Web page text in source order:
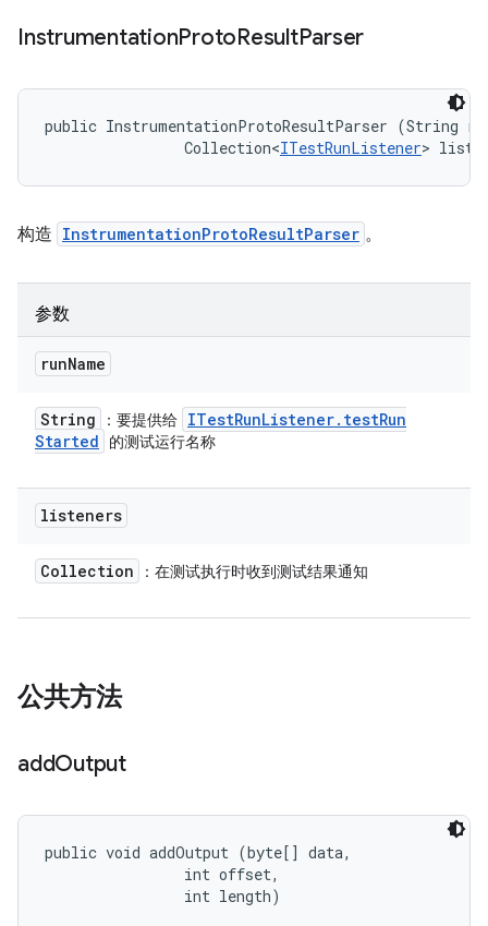
InstrumentationProtoResultParser
public InstrumentationProtoResultParser (String
                Collection<
ITestRunListener>
构造 InstrumentationProtoResultParser 。
参数
runName
String ：要提供给 ITestRunListener. testRun
Started
的测试运行名称
listeners
Collection ：在测试执行时收到测试结果通知
公共方法
addOutput
public void addOutput (byte[] data,
                int offset,
                int length)